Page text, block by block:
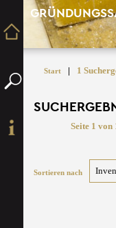
Start | 1
Seite 1 von
Sortieren nach